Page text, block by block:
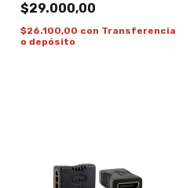
$29.000,00
$26.100,00 con Transferencia
o depósito